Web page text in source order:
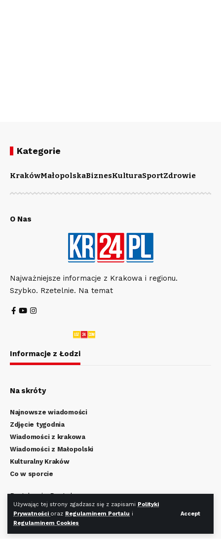
Używając tej strony zgadzasz się z zapisami Polityki
Prywatności oraz Regulaminem Portalu i
Regulaminem Cookies
Accept
Kategorie
KrakówMałopolskaBiznesKulturaSportZdrowie
O Nas
Najważniejsze informacje z Krakowa i regionu.
Szybko. Rzetelnie. Na temat
Informacje z Łodzi
Na skróty
Najnowsze wiadomości
Zdjęcie tygodnia
Wiadomości z krakowa
Wiadomości z Małopolski
Kulturalny Kraków
Co w sporcie
Regulamin Portalu
Polityka Prywatności
Regulamin Cookies